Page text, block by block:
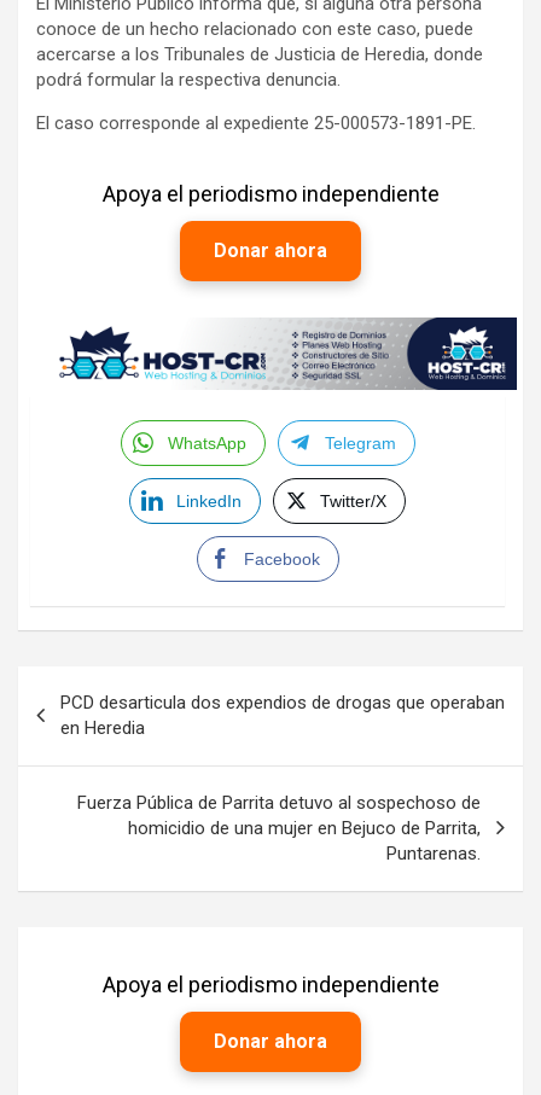
conoce de un hecho relacionado con este caso, puede
acercarse a los Tribunales de Justicia de Heredia, donde
podrá formular la respectiva denuncia.
El caso corresponde al expediente 25-000573-1891-PE.
Apoya el periodismo independiente
Donar ahora
WhatsApp Telegram
LinkedIn Twitter/X
Facebook
de
entradas
PCD desarticula dos expendios de drogas que operaban
en Heredia
Fuerza Pública de Parrita detuvo al sospechoso de
homicidio de una mujer en Bejuco de Parrita,
Puntarenas.
Apoya el periodismo independiente
Donar ahora